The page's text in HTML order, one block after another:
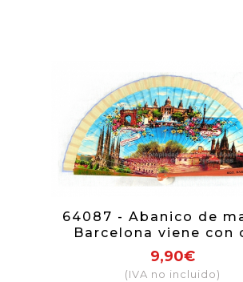
64087 - Abanico de
Barcelona viene con
individual con el mismo
9,90€
(IVA no incluido)